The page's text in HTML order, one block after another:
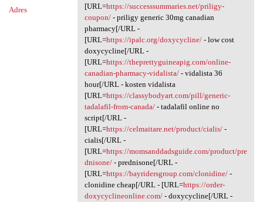
Adres
[URL=https://successsummaries.net/priligy-
coupon/- priligy generic 30mg canadian
pharmacy[/URL -
[URL=https://ipalc.org/doxycycline/- low cost
doxycycline[/URL -
[URL=https://theprettyguineapig.com/online-
canadian-pharmacy-vidalista/- vidalista 36
hour[/URL - kosten vidalista
[URL=https://classybodyart.com/pill/generic-
tadalafil-from-canada/- tadalafil online no
script[/URL -
[URL=https://celmaitare.net/product/cialis/-
cialis[/URL -
[URL=https://momsanddadsguide.com/product/pre
dnisone/- prednisone[/URL -
[URL=https://bayridersgroup.com/clonidine/-
clonidine cheap[/URL - [URL=https://order-
doxycyclineonline.com/- doxycycline[/URL -